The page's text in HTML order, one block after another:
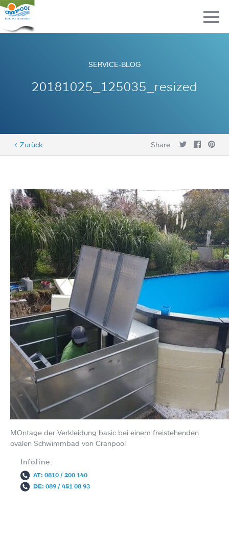
SERVICE-BLOG
20181025_125035_resized
< Zurück Share:
MOntage der Verkleidung basic bei einem freistehenden
ovalen Schwimmbad von Cranpool
Infoline:
AT: 0810 / 200 140
DE: 089 / 451 08 93